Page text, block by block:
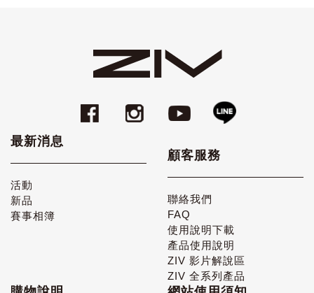
最新消息
活動
新品
賽事相簿
顧客服務
聯絡我們
FAQ
使用說明下載
產品使用說明
ZIV 影片解說區
ZIV 全系列產品